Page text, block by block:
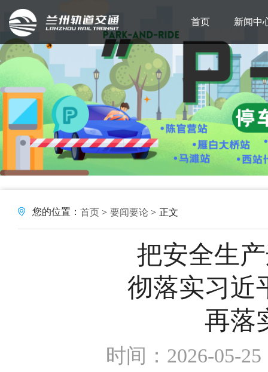
首页 新闻中
您的位置： 首页 要闻要论 正文
把安全生
彻落实习近
再落
时间：2026-05-25